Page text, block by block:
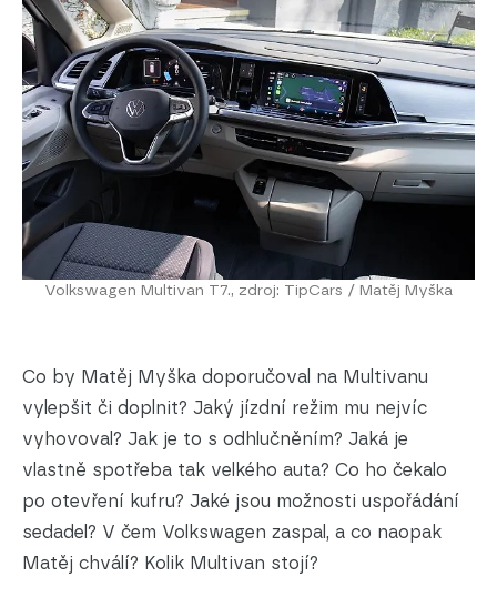
Volkswagen Multivan T7., zdroj: TipCars / Matěj Myška
Co by Matěj Myška doporučoval na Multivanu
vylepšit či doplnit? Jaký jízdní režim mu nejvíc
vyhovoval? Jak je to s odhlučněním? Jaká je
vlastně spotřeba tak velkého auta? Co ho čekalo
po otevření kufru? Jaké jsou možnosti uspořádání
sedadel? V čem Volkswagen zaspal, a co naopak
Matěj chválí? Kolik Multivan stojí?